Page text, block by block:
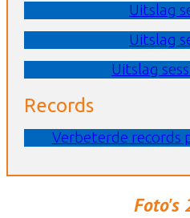
Uitslag
Uitslag
Uitslag
Records
Verbeterde records
Foto's